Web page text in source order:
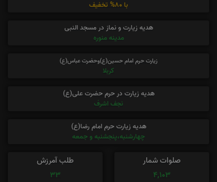
با 80% تخفیف
هدیه زیارت و نماز در مسجد النبی
مدینه منوره
زیارت حرم امام حسین(ع)وحضرت عباس(ع)
کربلا
هدیه زیارت در حرم حضرت علی(ع)
نجف اشرف
هدیه زیارت حرم امام رضا(ع)
چهارشنبه،پنجشنبه و جمعه
صلوات شمار
4,103
طلب آمرزش
33